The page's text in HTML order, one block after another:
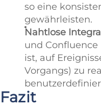
so eine
gewährleisten.
Nahtlose
und Confluence
ist, auf
Vorgangs) zu
Fazit